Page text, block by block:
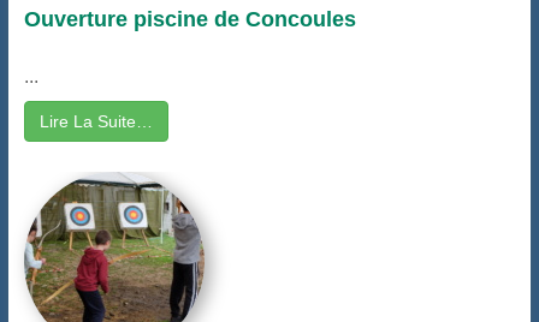
Ouverture piscine de Concoules
...
Lire La Suite…